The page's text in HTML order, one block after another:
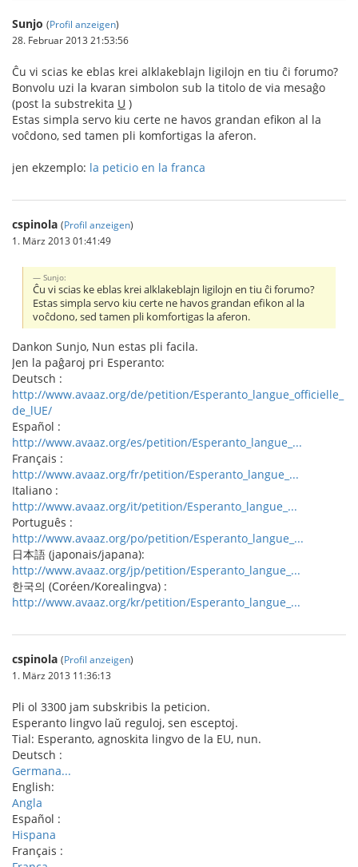
Sunjo (Profil anzeigen)
28. Februar 2013 21:53:56
Ĉu vi scias ke eblas krei alklakeblajn ligilojn en tiu ĉi forumo?
Bonvolu uzi la kvaran simbolon sub la titolo de via mesaĝo
(post la substrekita U )
Estas simpla servo kiu certe ne havos grandan efikon al la
voĉdono, sed tamen pli komfortigas la aferon.
jen ekzemplo: la peticio en la franca
cspinola (Profil anzeigen)
1. März 2013 01:41:49
Sunjo:
Ĉu vi scias ke eblas krei alklakeblajn ligilojn en tiu ĉi forumo?
Estas simpla servo kiu certe ne havos grandan efikon al la
voĉdono, sed tamen pli komfortigas la aferon.
Dankon Sunjo, Nun estas pli facila.
Jen la paĝaroj pri Esperanto:
Deutsch :
http://www.avaaz.org/de/petition/Esperanto_langue_officielle_
de_lUE/
Español :
http://www.avaaz.org/es/petition/Esperanto_langue_...
Français :
http://www.avaaz.org/fr/petition/Esperanto_langue_...
Italiano :
http://www.avaaz.org/it/petition/Esperanto_langue_...
Português :
http://www.avaaz.org/po/petition/Esperanto_langue_...
日本語 (japonais/japana):
http://www.avaaz.org/jp/petition/Esperanto_langue_...
한국의 (Coréen/Korealingva) :
http://www.avaaz.org/kr/petition/Esperanto_langue_...
cspinola (Profil anzeigen)
1. März 2013 11:36:13
Pli ol 3300 jam subskribis la peticion.
Esperanto lingvo laŭ reguloj, sen esceptoj.
Tial: Esperanto, agnoskita lingvo de la EU, nun.
Deutsch :
Germana...
English:
Angla
Español :
Hispana
Français :